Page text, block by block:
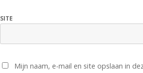
SITE
Mijn naam, e-mail en site opslaan in